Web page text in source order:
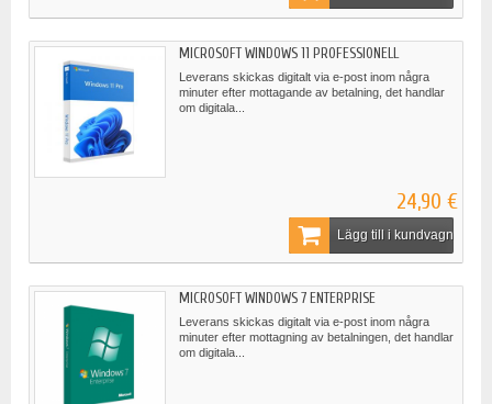
MICROSOFT WINDOWS 11 PROFESSIONELL
Leverans skickas digitalt via e-post inom några
minuter efter mottagande av betalning, det handlar
om digitala...
24,90 €
Lägg till i kundvagn
MICROSOFT WINDOWS 7 ENTERPRISE
Leverans skickas digitalt via e-post inom några
minuter efter mottagning av betalningen, det handlar
om digitala...